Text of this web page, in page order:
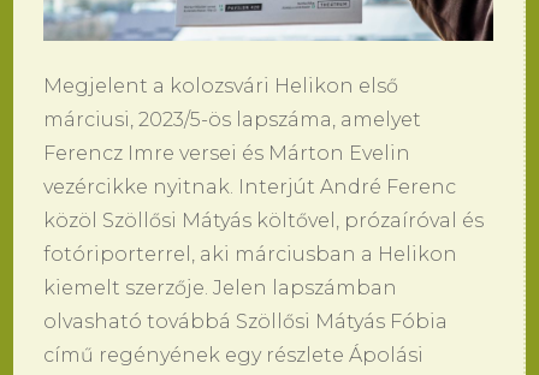
Megjelent a kolozsvári Helikon első
márciusi, 2023/5-ös lapszáma, amelyet
Ferencz Imre versei és Márton Evelin
vezércikke nyitnak. Interjút André Ferenc
közöl Szöllősi Mátyás költővel, prózaíróval és
fotóriporterrel, aki márciusban a Helikon
kiemelt szerzője. Jelen lapszámban
olvasható továbbá Szöllősi Mátyás Fóbia
című regényének egy részlete Ápolási